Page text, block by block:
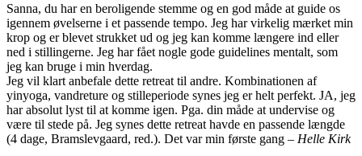
Sanna, du har en beroligende stemme og en god måde at guide os
igennem øvelserne i et passende tempo. Jeg har virkelig mærket min
krop og er blevet strukket ud og jeg kan komme længere ind eller
ned i stillingerne. Jeg har fået nogle gode guidelines mentalt, som
jeg kan bruge i min hverdag.
Jeg vil klart anbefale dette retreat til andre. Kombinationen af
yinyoga, vandreture og stilleperiode synes jeg er helt perfekt. JA, jeg
har absolut lyst til at komme igen. Pga. din måde at undervise og
være til stede på. Jeg synes dette retreat havde en passende længde
(4 dage, Bramslevgaard, red.). Det var min første gang – Helle Kirk